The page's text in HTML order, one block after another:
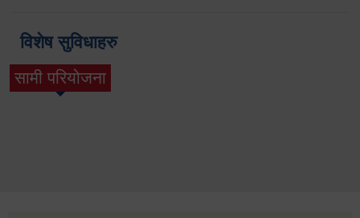
विशेष सुविधाहरु
सामी परियोजना
(active tab)